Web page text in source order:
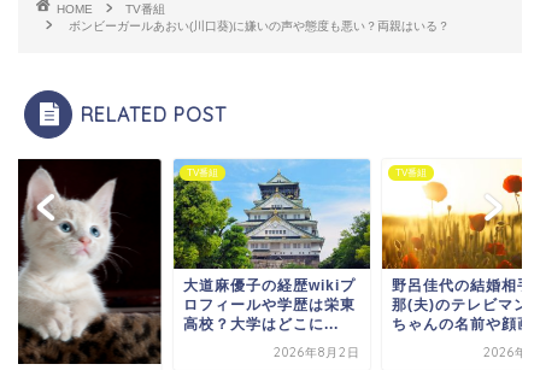
HOME
TV番組
ボンビーガールあおい(川口葵)に嫌いの声や態度も悪い？両親はいる？
RELATED POST
TV番組
大道麻優子の経歴wikiプ
ロフィールや学歴は栄東
高校？大学はどこに...
2026年8月2日
TV番組
野呂佳代の結婚相手
那(夫)のテレビマン
ちゃんの名前や顔画
2026年8